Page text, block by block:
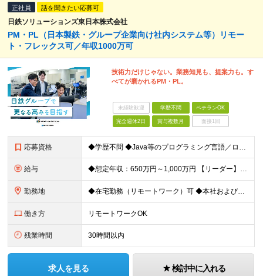
正社員 話を聞きたい応募可
日鉄ソリューションズ東日本株式会社
PM・PL（日本製鉄・グループ企業向け社内システム等）リモー
ト・フレックス可／年収1000万可
技術力だけじゃない。業務知見も、提案力も。す
べてが磨かれるPM・PL。
未経験歓迎 学歴不問 ベテランOK
完全週休2日 賞与複数月 面接1回
応募資格 ◆学歴不問 ◆Java等のプログラミング言語／ローコード開発プラットフォームを用いたシステム開発（設計・プログラミングなど）のご経験をお持ちの方
給与 ◆想定年収：650万円～1,000万円 【リーダー】 ◆月給36万6,000円～62万5,000円＋賞与年2回＋各種手当 ┗想定年収650万円～1,000万円 ※専門業務型裁量労働制の為、残業代の支
勤務地 ◆在宅勤務（リモートワーク）可 ◆本社および東京23区内の主要顧客先での勤務になります。 【本社】 東京都中央区新川2-27-1 東京住友ツインビル東館23階 ※変更の範囲：会社の定める場所
働き方 リモートワークOK
残業時間 30時間以内
求人を見る 検討中に入れる